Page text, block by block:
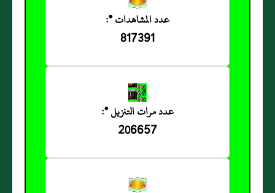
عدد المشاهدات *:
817391
عدد مرات التنزيل *:
206657